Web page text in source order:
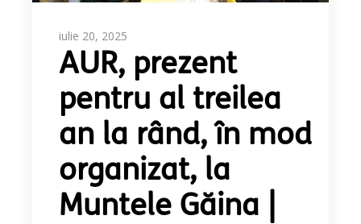
iulie 20, 2025
AUR, prezent
pentru al treilea
an la rând, în mod
organizat, la
Muntele Găina |